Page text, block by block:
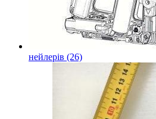
нейлерів (26)